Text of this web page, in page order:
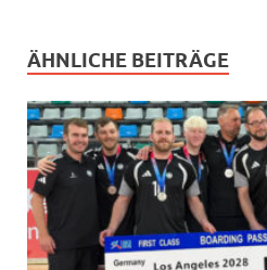
ÄHNLICHE BEITRÄGE